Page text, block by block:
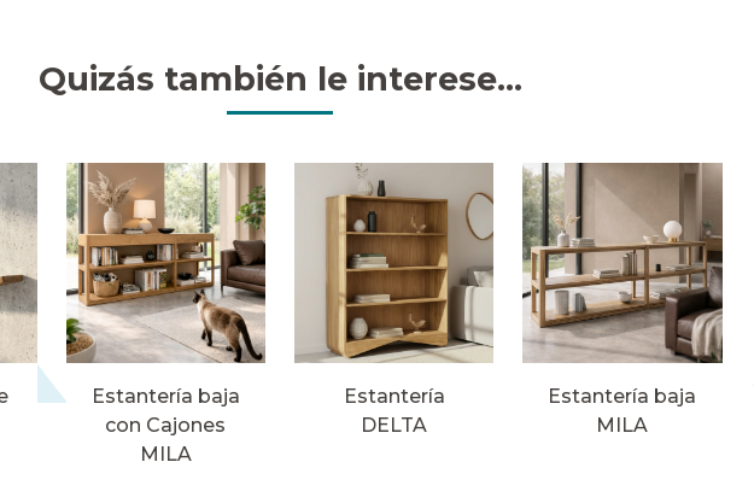
Quizás también le interese...
Estantería baja
con Cajones
MILA
Estantería
DELTA
Estantería baja
MILA